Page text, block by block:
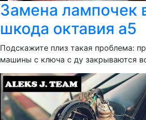
Замена лампочек
шкода октавия а5
Подскажите плиз такая проблема:
машины с ключа с ду закрываются